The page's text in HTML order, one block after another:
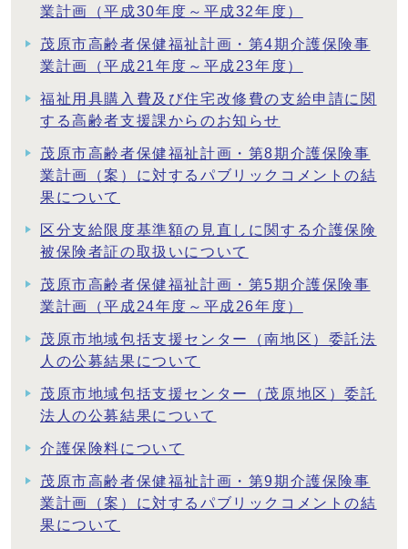
業計画（平成30年度～平成32年度）
茂原市高齢者保健福祉計画・第4期介護保険事
業計画（平成21年度～平成23年度）
福祉用具購入費及び住宅改修費の支給申請に関
する高齢者支援課からのお知らせ
茂原市高齢者保健福祉計画・第8期介護保険事
業計画（案）に対するパブリックコメントの結
果について
区分支給限度基準額の見直しに関する介護保険
被保険者証の取扱いについて
茂原市高齢者保健福祉計画・第5期介護保険事
業計画（平成24年度～平成26年度）
茂原市地域包括支援センター（南地区）委託法
人の公募結果について
茂原市地域包括支援センター（茂原地区）委託
法人の公募結果について
介護保険料について
茂原市高齢者保健福祉計画・第9期介護保険事
業計画（案）に対するパブリックコメントの結
果について